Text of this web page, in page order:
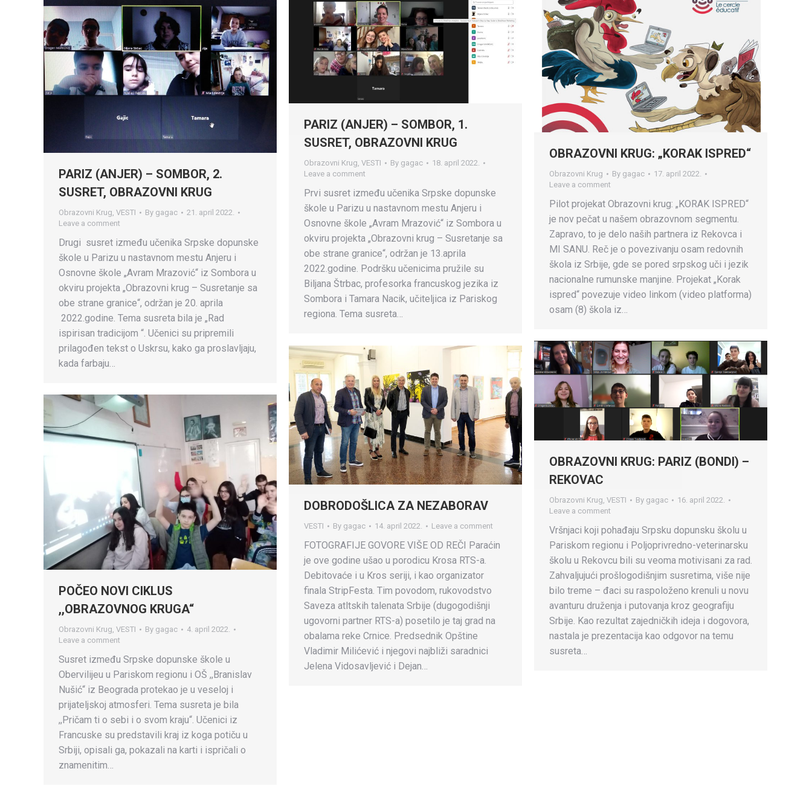
PARIZ (ANJER) – SOMBOR, 2.
SUSRET, OBRAZOVNI KRUG
Obrazovni Krug VESTI By gagac
21. april 2022.
Leave a comment
Drugi susret između učenika Srpske dopunske
škole u Parizu u nastavnom mestu Anjeru i
Osnovne škole „Avram Mrazović“ iz Sombora u
okviru projekta „Obrazovni krug – Susretanje sa
obe strane granice“, održan je 20. aprila
2022.godine. Tema susreta bila je „Rad
ispirisan tradicijom “. Učenici su pripremili
prilagođen tekst o Uskrsu, kako ga proslavljaju,
kada farbaju…
PARIZ (ANJER) – SOMBOR, 1.
SUSRET, OBRAZOVNI KRUG
Obrazovni Krug, VESTI By gagac
18. april 2022.
Leave a comment
Prvi susret između učenika Srpske dopunske
škole u Parizu u nastavnom mestu Anjeru i
Osnovne škole „Avram Mrazović“ iz Sombora u
okviru projekta „Obrazovni krug – Susretanje sa
obe strane granice“, održan je 13.aprila
2022.godine. Podršku učenicima pružile su
Biljana Štrbac, profesorka francuskog jezika iz
Sombora i Tamara Nacik, učiteljica iz Pariskog
regiona. Tema susreta…
OBRAZOVNI KRUG: „KORAK ISPRED“
Obrazovni Krug By gagac
17. april 2022.
Leave a comment
Pilot projekat Obrazovni krug: „KORAK ISPRED“
je nov pečat u našem obrazovnom segmentu.
Zapravo, to je delo naših partnera iz Rekovca i
MI SANU. Reč je o povezivanju osam redovnih
škola iz Srbije, gde se pored srpskog uči i jezik
nacionalne rumunske manjine. Projekat „Korak
ispred“ povezuje video linkom (video platforma)
osam (8) škola iz…
OBRAZOVNI KRUG: PARIZ (BONDI) –
REKOVAC
Obrazovni Krug, VESTI By gagac
16. april 2022.
Leave a comment
Vršnjaci koji pohađaju Srpsku dopunsku školu u
Pariskom regionu i Poljoprivredno-veterinarsku
školu u Rekovcu bili su veoma motivisani za rad.
Zahvaljujući prošlogodišnjim susretima, više nije
bilo treme – đaci su raspoloženo krenuli u novu
avanturu druženja i putovanja kroz geografiju
Srbije. Kao rezultat zajedničkih ideja i dogovora,
nastala je prezentacija kao odgovor na temu
susreta…
DOBRODOŠLICA ZA NEZABORAV
VESTI By gagac 14. april 2022. Leave a comment
FOTOGRAFIJE GOVORE VIŠE OD REČI Paraćin
je ove godine ušao u porodicu Krosa RTS-a.
Debitovaće i u Kros seriji, i kao organizator
finala StripFesta. Tim povodom, rukovodstvo
Saveza atltskih talenata Srbije (dugogodišnji
ugovorni partner RTS-a) posetilo je taj grad na
obalama reke Crnice. Predsednik Opštine
Vladimir Milićević i njegovi najbliži saradnici
Jelena Vidosavljević i Dejan…
POČEO NOVI CIKLUS
,,OBRAZOVNOG KRUGA“
Obrazovni Krug VESTI By gagac
4. april 2022.
Leave a comment
Susret između Srpske dopunske škole u
Obervilijeu u Pariskom regionu i OŠ ,,Branislav
Nušić“ iz Beograda protekao je u veseloj i
prijateljskoj atmosferi. Tema susreta je bila
,,Pričam ti o sebi i o svom kraju“. Učenici iz
Francuske su predstavili kraj iz koga potiču u
Srbiji, opisali ga, pokazali na karti i ispričali o
znamenitim…